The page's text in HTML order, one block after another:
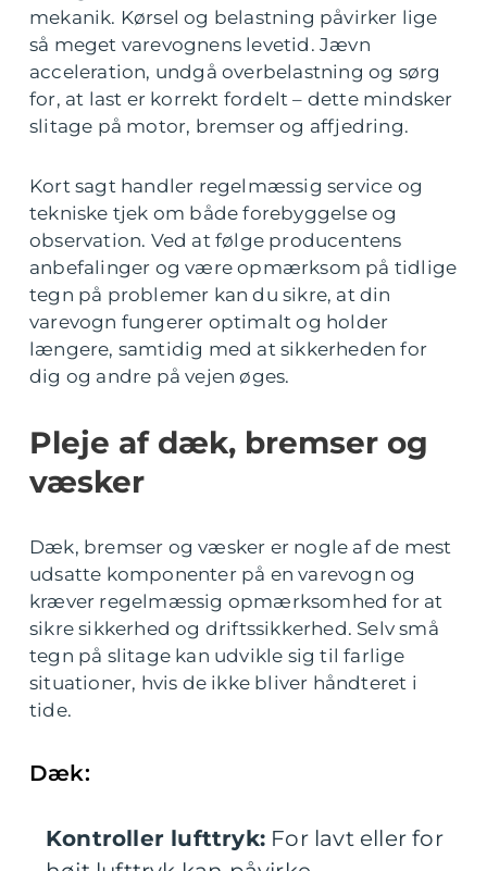
mekanik. Kørsel og belastning påvirker lige
så meget varevognens levetid. Jævn
acceleration, undgå overbelastning og sørg
for, at last er korrekt fordelt – dette mindsker
slitage på motor, bremser og affjedring.
Kort sagt handler regelmæssig service og
tekniske tjek om både forebyggelse og
observation. Ved at følge producentens
anbefalinger og være opmærksom på tidlige
tegn på problemer kan du sikre, at din
varevogn fungerer optimalt og holder
længere, samtidig med at sikkerheden for
dig og andre på vejen øges.
Pleje af dæk, bremser og
væsker
Dæk, bremser og væsker er nogle af de mest
udsatte komponenter på en varevogn og
kræver regelmæssig opmærksomhed for at
sikre sikkerhed og driftssikkerhed. Selv små
tegn på slitage kan udvikle sig til farlige
situationer, hvis de ikke bliver håndteret i
tide.
Dæk:
Kontroller lufttryk: For lavt eller for